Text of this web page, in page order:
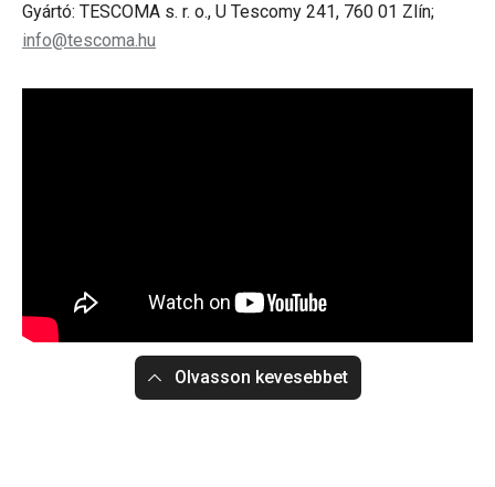
Gyártó: TESCOMA s. r. o., U Tescomy 241, 760 01 Zlín;
info@tescoma.hu
Olvasson kevesebbet